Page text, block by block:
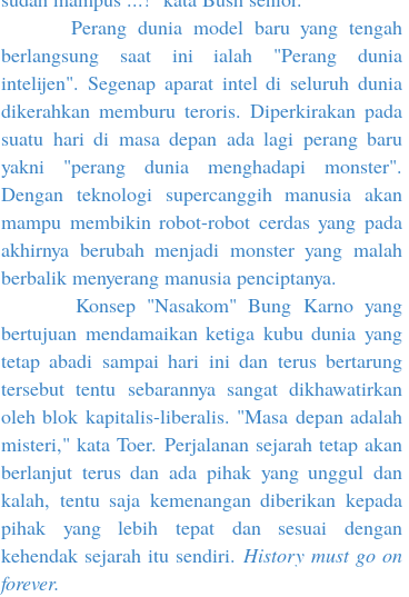
Perang dunia model baru yang tengah
berlangsung saat ini ialah "Perang dunia
intelijen". Segenap aparat intel di seluruh dunia
dikerahkan memburu teroris. Diperkirakan pada
suatu hari di masa depan ada lagi perang baru
yakni "perang dunia menghadapi monster".
Dengan teknologi supercanggih manusia akan
mampu membikin robot-robot cerdas yang pada
akhirnya berubah menjadi monster yang malah
berbalik menyerang manusia penciptanya.
Konsep "Nasakom" Bung Karno yang
bertujuan mendamaikan ketiga kubu dunia yang
tetap abadi sampai hari ini dan terus bertarung
tersebut tentu sebarannya sangat dikhawatirkan
oleh blok kapitalis-liberalis. "Masa depan adalah
misteri," kata Toer. Perjalanan sejarah tetap akan
berlanjut terus dan ada pihak yang unggul dan
kalah, tentu saja kemenangan diberikan kepada
pihak yang lebih tepat dan sesuai dengan
kehendak sejarah itu sendiri. History must go on
forever.